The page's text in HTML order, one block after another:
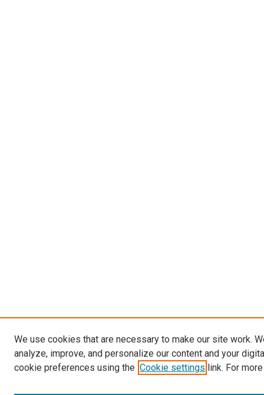
We use cookies that are necessary to make our site work.
analyze, improve, and personalize our content and your
cookie preferences using the Cookie settings link. For